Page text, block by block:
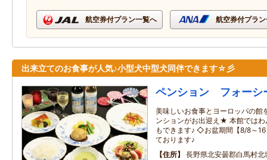
航空券付プラン一覧へ 航空券付プラ
出来立てのお食事が人気♪小型犬中型犬同伴できます☆彡
ペンション フォーシ
美味しいお食事とヨーロッパの館
ンションがお出迎え★ 本館では
もできます♪ ◇お盆期間【8/8～
ております♪
住所
長野県北安曇郡白馬村